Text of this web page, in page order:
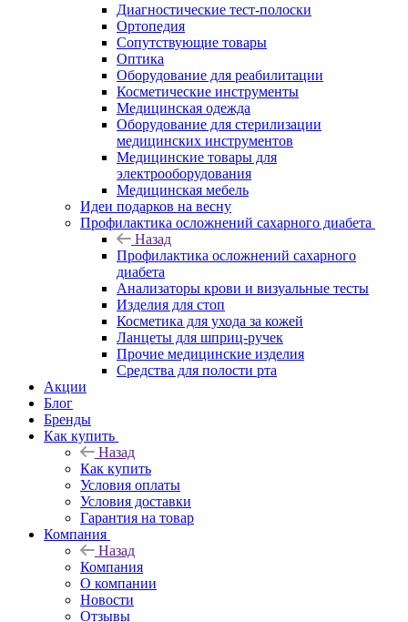
Диагностические тест-полоски
Ортопедия
Сопутствующие товары
Оптика
Оборудование для реабилитации
Косметические инструменты
Медицинская одежда
Оборудование для стерилизации
медицинских инструментов
Медицинские товары для
электрооборудования
Медицинская мебель
Идеи подарков на весну
Профилактика осложнений сахарного диабета
Назад
Профилактика осложнений сахарного
диабета
Анализаторы крови и визуальные тесты
Изделия для стоп
Косметика для ухода за кожей
Ланцеты для шприц-ручек
Прочие медицинские изделия
Средства для полости рта
Акции
Блог
Бренды
Как купить
Назад
Как купить
Условия оплаты
Условия доставки
Гарантия на товар
Компания
Назад
Компания
О компании
Новости
Отзывы